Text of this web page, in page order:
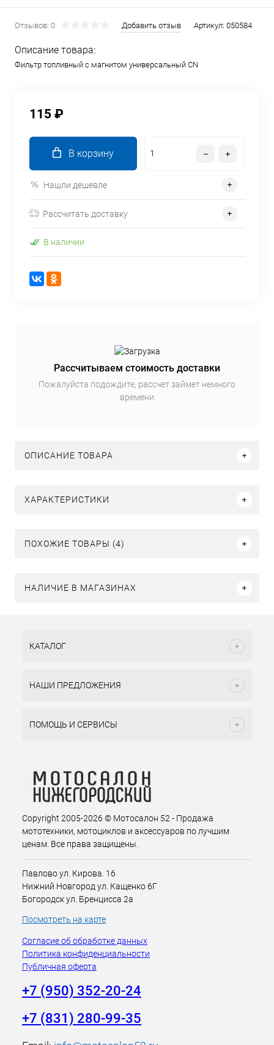
Отзывов: 0 Добавить отзыв Артикул: 050584
Описание товара:
Фильтр топливный с магнитом универсальный CN
115 ₽
В корзину
Нашли дешевле
Рассчитать доставку
В наличии
Рассчитываем стоимость доставки
Пожалуйста подождите, рассчет займет немного
времени
ОПИСАНИЕ ТОВАРА
ХАРАКТЕРИСТИКИ
ПОХОЖИЕ ТОВАРЫ (4)
НАЛИЧИЕ В МАГАЗИНАХ
КАТАЛОГ
НАШИ ПРЕДЛОЖЕНИЯ
ПОМОЩЬ И СЕРВИСЫ
Copyright 2005-2026 © Мотосалон 52 - Продажа
мототехники, мотоциклов и аксессуаров по лучшим
ценам. Все права защищены.
Павлово ул. Кирова. 16
Нижний Новгород ул. Кащенко 6Г
Богородск ул. Бренцисса 2а
Посмотреть на карте
Согласие об обработке данных
Политика конфиденциальности
Публичная оферта
+7 (950) 352-20-24
+7 (831) 280-99-35